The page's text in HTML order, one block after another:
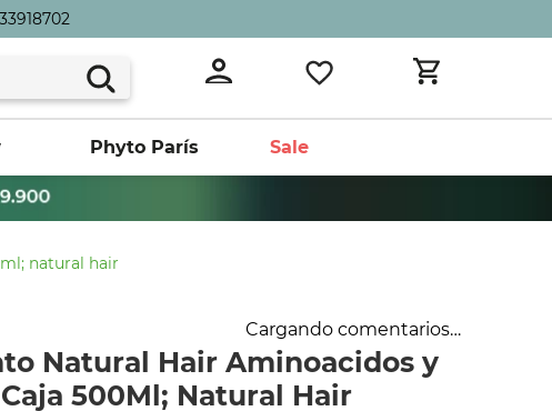
Phyto París Sale
natural hair
Cargando comentarios…
Natural Hair Aminoacidos y
500Ml; Natural Hair